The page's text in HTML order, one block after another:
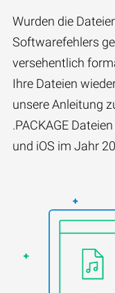
Wurden die
Softwarefehlers
versehentlich
Ihre Dateien
unsere Anleitung
.PACKAGE
und iOS im Jahr